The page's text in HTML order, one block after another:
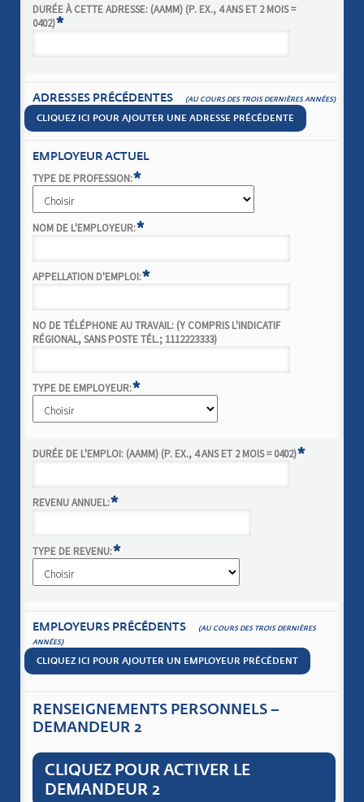
DURÉE À CETTE ADRESSE: (AAMM) (P. EX., 4 ANS ET 2 MOIS =
0402)*
ADRESSES PRÉCÉDENTES (AU COURS DES TROIS DERNIÈRES ANNÉES)
CLIQUEZ ICI POUR AJOUTER UNE ADRESSE PRÉCÉDENTE
EMPLOYEUR ACTUEL
TYPE DE PROFESSION:*
NOM DE L'EMPLOYEUR:*
APPELLATION D'EMPLOI:*
NO DE TÉLÉPHONE AU TRAVAIL: (Y COMPRIS L'INDICATIF
RÉGIONAL, SANS POSTE TÉL.; 1112223333)
TYPE DE EMPLOYEUR:*
DURÉE DE L'EMPLOI: (AAMM) (P. EX., 4 ANS ET 2 MOIS = 0402)*
REVENU ANNUEL:*
TYPE DE REVENU:*
EMPLOYEURS PRÉCÉDENTS
(AU COURS DES TROIS DERNIÈRES
ANNÉES)
CLIQUEZ ICI POUR AJOUTER UN EMPLOYEUR PRÉCÉDENT
RENSEIGNEMENTS PERSONNELS –
DEMANDEUR 2
CLIQUEZ POUR ACTIVER LE
DEMANDEUR 2